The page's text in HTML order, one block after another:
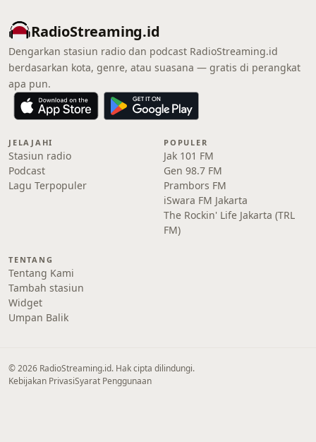
RadioStreaming.id
Dengarkan stasiun radio dan podcast RadioStreaming.id
berdasarkan kota, genre, atau suasana — gratis di perangkat
apa pun.
JELAJAHI
Stasiun radio
Podcast
Lagu Terpopuler
POPULER
Jak 101 FM
Gen 98.7 FM
Prambors FM
iSwara FM Jakarta
The Rockin' Life Jakarta (TRL
FM)
TENTANG
Tentang Kami
Tambah stasiun
Widget
Umpan Balik
© 2026 RadioStreaming.id. Hak cipta dilindungi.
Kebijakan PrivasiSyarat Penggunaan